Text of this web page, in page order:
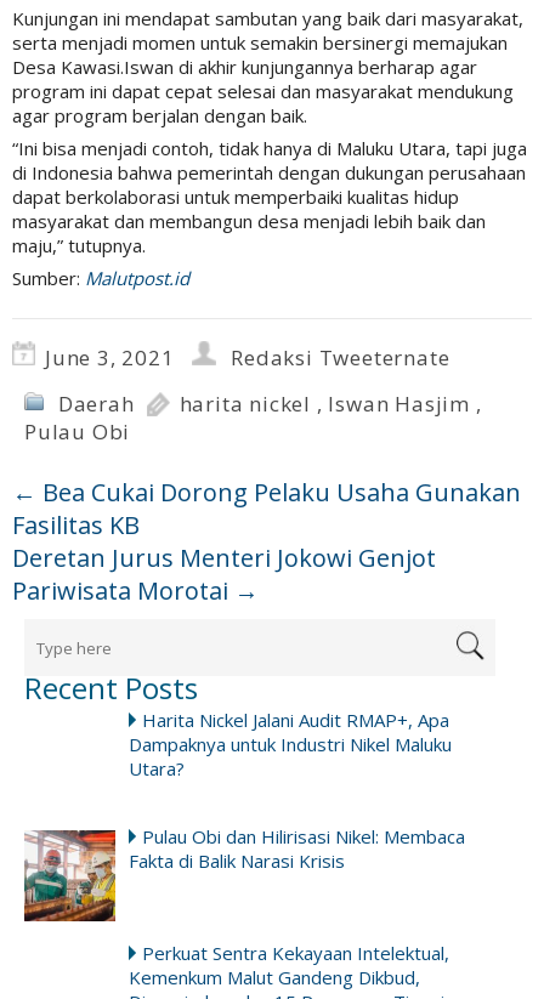
Kunjungan ini mendapat sambutan yang baik dari masyarakat,
serta menjadi momen untuk semakin bersinergi memajukan
Desa Kawasi.Iswan di akhir kunjungannya berharap agar
program ini dapat cepat selesai dan masyarakat mendukung
agar program berjalan dengan baik.
“Ini bisa menjadi contoh, tidak hanya di Maluku Utara, tapi juga
di Indonesia bahwa pemerintah dengan dukungan perusahaan
dapat berkolaborasi untuk memperbaiki kualitas hidup
masyarakat dan membangun desa menjadi lebih baik dan
maju,” tutupnya.
Sumber: Malutpost.id
June 3, 2021
Redaksi Tweeternate
Daerah
harita nickel , Iswan Hasjim ,
Pulau Obi
← Bea Cukai Dorong Pelaku Usaha Gunakan
Fasilitas KB
Deretan Jurus Menteri Jokowi Genjot
Pariwisata Morotai →
Recent Posts
Harita Nickel Jalani Audit RMAP+, Apa
Dampaknya untuk Industri Nikel Maluku
Utara?
Pulau Obi dan Hilirisasi Nikel: Membaca
Fakta di Balik Narasi Krisis
Perkuat Sentra Kekayaan Intelektual,
Kemenkum Malut Gandeng Dikbud,